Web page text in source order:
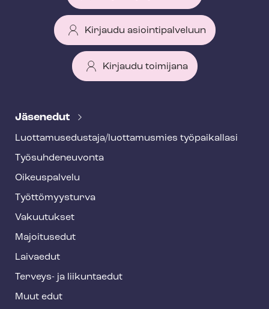
Kirjaudu asiointipalveluun
Kirjaudu toimijana
e
f
o
o
t
e
Jäsenedut
Luot­ta­muse­dus­ta­ja/luottamusmies työpaikallasi
Työ­suh­de­neu­von­ta
Oikeuspalvelu
Työt­tö­myys­tur­va
Vakuutukset
Majoitusedut
Laivaedut
Terveys- ja liikuntaedut
Muut edut